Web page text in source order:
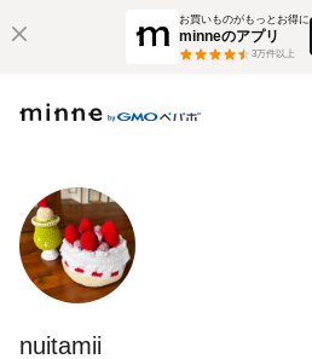
お買いものがもっとお得に
minneのアプリ
3万件以上
nuitamii